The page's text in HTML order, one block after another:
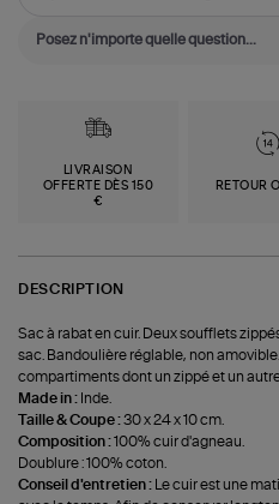
LIVRAISON
OFFERTE DÈS 150
€
RETOUR
DESCRIPTION
Sac à rabat en cuir. Deux soufflets
sac. Bandoulière réglable, non
compartiments dont un zippé et un
Made in : Inde.
Taille & Coupe :30 x 24 x 10 cm.
Composition :100% cuir d'agneau.
Doublure : 100% coton.
Conseil d'entretien :
Le cuir est une